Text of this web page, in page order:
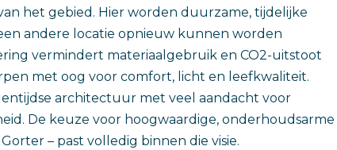
het gebied. Hier worden duurzame, tijdelijke
andere locatie opnieuw kunnen worden
vermindert materiaalgebruik en CO2-uitstoot
met oog voor comfort, licht en leefkwaliteit.
architectuur met veel aandacht voor
De keuze voor hoogwaardige, onderhoudsarme
– past volledig binnen die visie.